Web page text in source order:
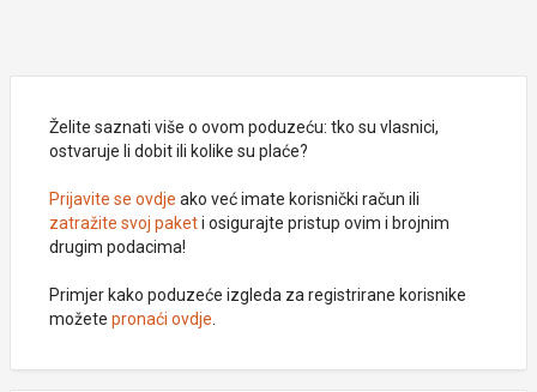
Želite saznati više o ovom poduzeću: tko su vlasnici,
ostvaruje li dobit ili kolike su plaće?
Prijavite se ovdje ako već imate korisnički račun ili
zatražite svoj paketi osigurajte pristup ovim i brojnim
drugim podacima!
Primjer kako poduzeće izgleda za registrirane korisnike
možete pronaći ovdje